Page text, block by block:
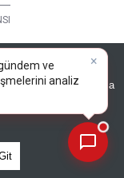
çerez
ve GDPR kapsamında
ve